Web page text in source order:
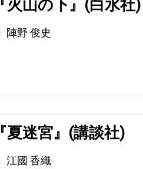
『火山の下』(白水社)
陣野 俊史
『夏迷宮』(講談社)
江國 香織